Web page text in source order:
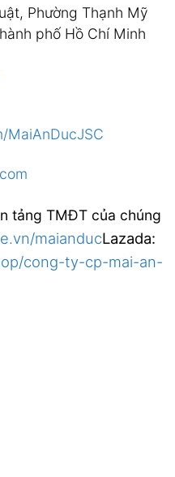
Phường Thạnh Mỹ
phố Hồ Chí Minh
tảng TMĐT của chúng
maianducLazada:
cong-ty-cp-mai-an-